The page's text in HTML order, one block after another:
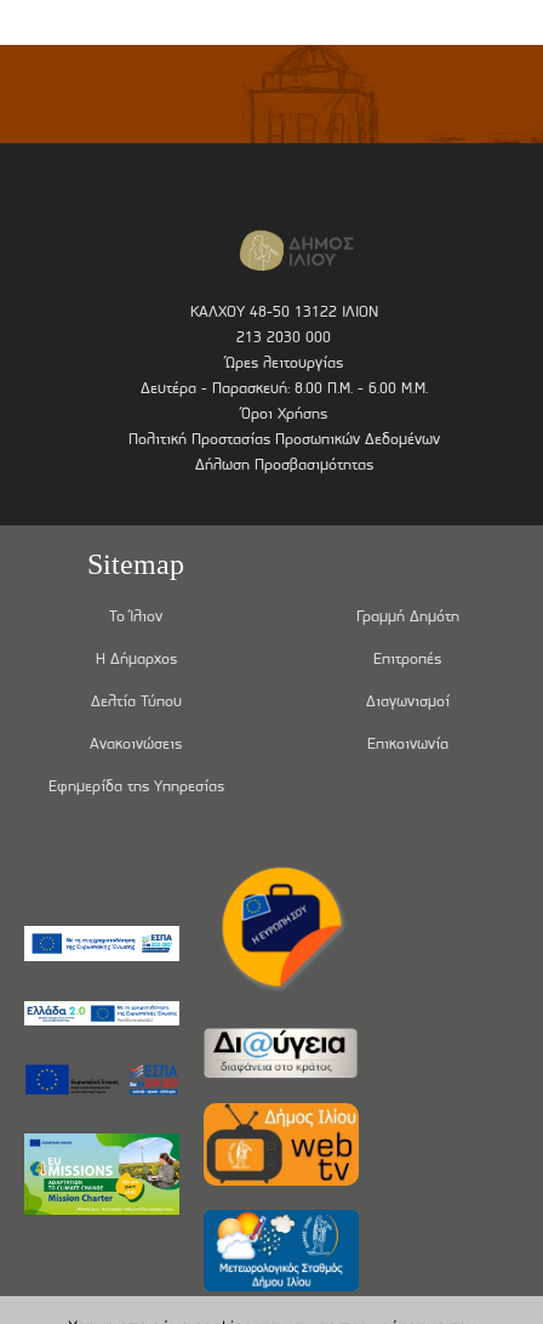
ΚΑΛΧΟΥ 48-50 13122 ΙΛΙΟΝ
213 2030 000
Ώρες λειτουργίας
Δευτέρα - Παρασκευή: 8.00 Π.Μ. - 6.00 Μ.Μ.
Όροι Χρήσης
Πολιτική Προστασίας Προσωπικών Δεδομένων
Δήλωση Προσβασιμότητας
Sitemap
Το Ίλιον
Η Δήμαρχος
Δελτία Τύπου
Ανακοινώσεις
Εφημερίδα της Υπηρεσίας
Γραμμή Δημότη
Επιτροπές
Διαγωνισμοί
Επικοινωνία